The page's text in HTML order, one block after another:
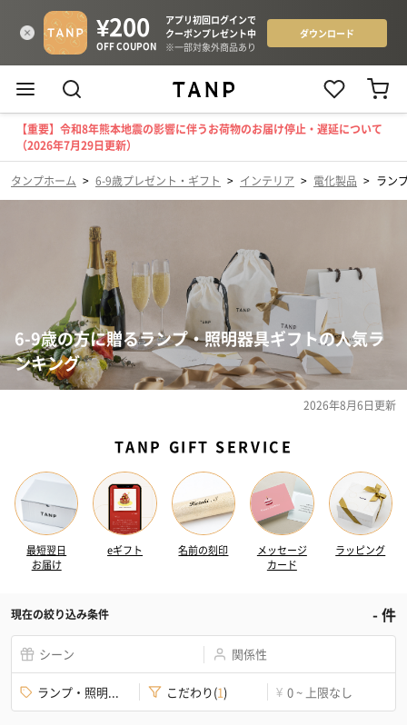
【重要】令和8年熊本地震の影響に伴うお荷物のお届け停止・遅延について
（2026年7月29日更新）
タンプホーム > 6-9歳プレゼント・ギフト > インテリア > 電化製品 > ラン
6-9歳の方に贈るランプ・照明器具ギフトの人気ラ
ンキング
2026年8月6日更新
TANP GIFT SERVICE
最短翌日
お届け
eギフト 名前の刻印
メッセージ
カード
ラッピング
現在の絞り込み条件 -件
シーン 関係性
ランプ・照明... こだわり(1) ¥ 0 ~ 上限なし